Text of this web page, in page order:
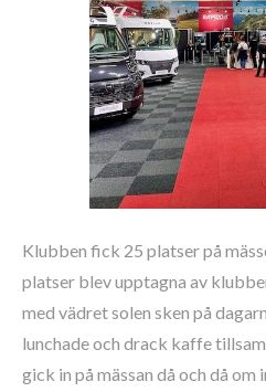
Klubben fick 25 platser på
platser blev upptagna av
med vädret solen sken på
lunchade och drack kaffe
gick in på mässan då och då